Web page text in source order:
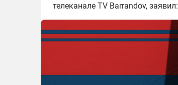
телеканале TV Barrandov, заявил: